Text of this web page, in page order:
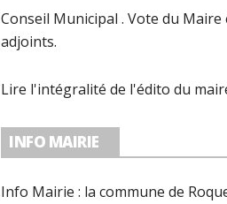
Conseil Municipal . Vote du Maire
adjoints.
Lire l'intégralité de l'édito du
INFO MAIRIE
Info Mairie : la commune de